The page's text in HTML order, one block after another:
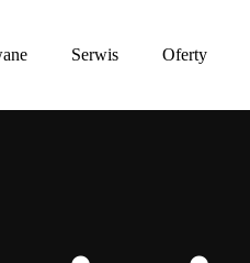
Serwis Oferty